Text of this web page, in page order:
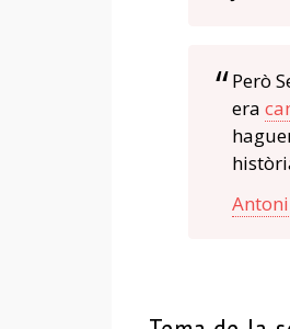
Però
era